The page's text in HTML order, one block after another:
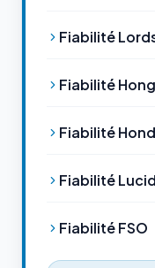
Fiabilité
Fiabilité
Fiabilité
Fiabilité Lucid
Fiabilité FSO